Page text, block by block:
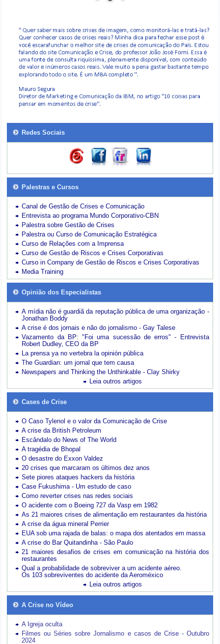
Redes Sociais
Palestras e Cursos
Canal de Gestão de Crises e Comunicação
Entrevista ao programa Mundo Corporativo-CBN
Palestra sobre Gestão de Crises
Palestra ou Curso de Comunicação Estratégica
Curso de Relações com a Imprensa
Curso de Gestão de Riscos e Crises Corporativas
Curso in Company de Gestão de Riscos e Crises Corporativas
Media Training
Opinião dos Especialistas
A mídia não é guardiã da reputação pública de uma organização -
Jonathan Boddy
A crise é dos jornais e não do jornalismo - Gay Talese
Vazamento da BP: "Foi uma sucessão de erros" - Entrevista
Robert Dudley, CEO da BP
La prensa ya no vertebra la opinión pública
The Guardian: um jornal que tem causa
Newspapers and Thinking the Unthinkable - Clay Shirky
Leia outros artigos
Cases de Crise
O Caso Tylenol e o valor da Comunicação de Crise
A crise da British Petroleum
Escândalo do News of The World
A tragédia de Bhopal
O desastre do Exxon Valdez
20 crises que marcaram os últimos dez anos
Sete piores ataques hackers da história
Case Fukushima - Um estudo de caso
Como reverter crises nas redes sociais
O acidente com o Boeing 727 da Vasp em 1982
As 21 maiores crises de alimentação em restaurantes da história
A crise da água mineral Perrier
EUA sob uma rajada de balas: o mapa dos atentados em massa
A crise do Bar Quitandinha - São Paulo
21 maiores desafios de crises em comunicação na história dos
restaurantes
Qual a probabilidade de sobreviver a um acidente aéreo.
Os 103 sobreviventes do acidente da Aeroméxico
Leia outros artigos
A Crise no Vídeo
A Igreja oculta
Filmes ou Séries sobre Jornalismo e casos de Crise - Outubro
2024